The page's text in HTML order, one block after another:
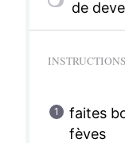
de
INSTRUCTIONS
faites
fèves